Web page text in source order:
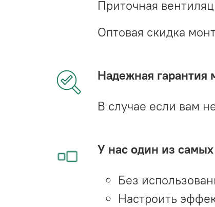
Приточная
Оптовая скидка
Надежная гарантия
В случае если вам
У нас один из
Без
Настроить